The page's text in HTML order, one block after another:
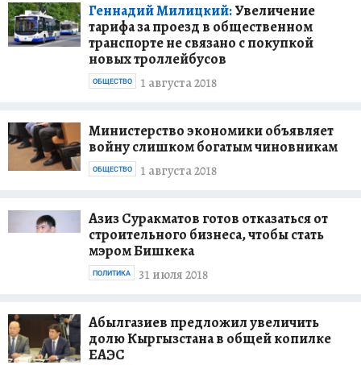
Геннадий Милицкий:Увеличение
тарифа за проезд в общественном
транспорте не связано с покупкой
новых троллейбусов
1 августа 2018
ОБЩЕСТВО
Министерство экономики объявляет
войну слишком богатым чиновникам
1 августа 2018
ОБЩЕСТВО
Азиз Суракматов готов отказаться от
строительного бизнеса, чтобы стать
мэром Бишкека
31 июля 2018
ПОЛИТИКА
Абылгазиев предложил увеличить
долю Кыргызстана в общей копилке
ЕАЭС